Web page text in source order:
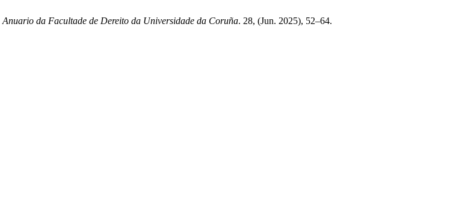
Anuario da Facultade de Dereito da Universidade da Coruña. 28, (Jun. 2025), 52–64.